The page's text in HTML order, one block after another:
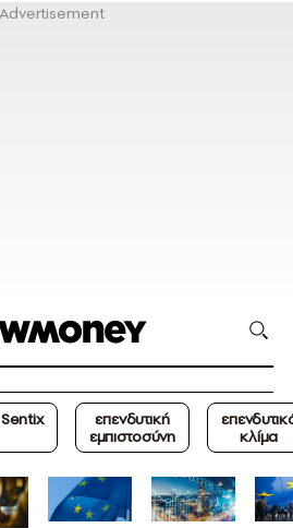
Sentix
επενδυτική
εμπιστοσύνη
κλίμα